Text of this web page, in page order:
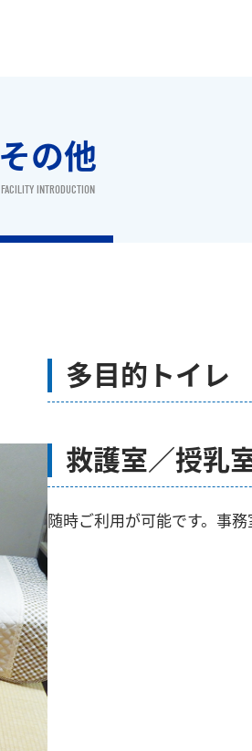
その他
FACILITY INTRODUCTION
多目的トイレ
救護室／授乳
随時ご利用が可能です。事